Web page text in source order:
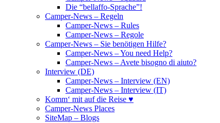
Die “bellaffo-Sprache”!
Camper-News – Regeln
Camper-News – Rules
Camper-News – Regole
Camper-News – Sie benötigen Hilfe?
Camper-News – You need Help?
Camper-News – Avete bisogno di aiuto?
Interview (DE)
Camper-News – Interview (EN)
Camper-News – Interview (IT)
Komm‘ mit auf die Reise ♥
Camper-News Places
SiteMap – Blogs